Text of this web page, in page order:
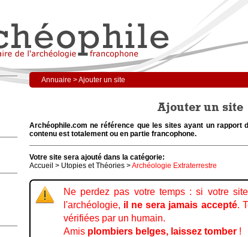
Annuaire > Ajouter un site
Ajouter un site
Archéophile.com ne référence que les sites ayant un rapport
contenu est totalement ou en partie francophone.
Votre site sera ajouté dans la catégorie:
Accueil > Utopies et Théories >Archéologie Extraterrestre
Ne perdez pas votre temps : si votre
l'archéologie, il ne sera jamais accepté.
vérifiées par un humain.
Amis plombiers belges, laissez tomber !